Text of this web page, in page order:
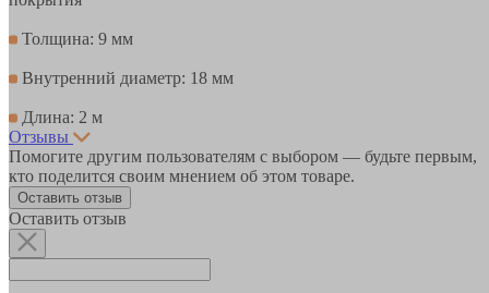
Толщина: 9 мм
Внутренний диаметр: 18 мм
Длина: 2 м
Отзывы
Помогите другим пользователям с выбором — будьте первым,
кто поделится своим мнением об этом товаре.
Оставить отзыв
Оставить отзыв